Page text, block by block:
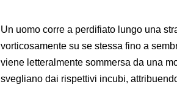
Un uomo corre a perdifiato lungo una
vorticosamente su se stessa fino a
viene letteralmente sommersa da una
svegliano dai rispettivi incubi,